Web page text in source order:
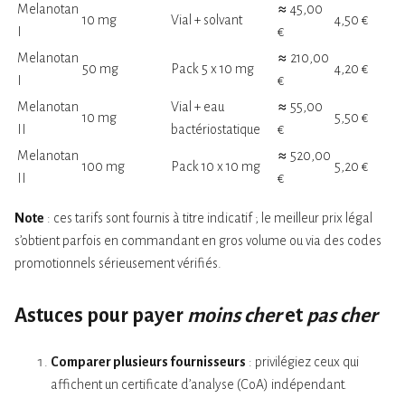
Melanotan
10 mg Vial + solvant
≈ 45,00
€
4,50 €
Melanotan
50 mg Pack 5 x 10 mg
≈ 210,00
€
4,20 €
Melanotan
10 mg
Vial + eau
bactériostatique
≈ 55,00
€
5,50 €
Melanotan
100 mg Pack 10 x 10 mg
≈ 520,00
€
5,20 €
Note : ces tarifs sont fournis à titre indicatif ; le meilleur prix légal
s’obtient parfois en commandant en gros volume ou via des codes
promotionnels sérieusement vérifiés.
Astuces pour payer moins cheret pas cher
Comparer plusieurs fournisseurs : privilégiez ceux qui
affichent un certificate d’analyse (CoA) indépendant.